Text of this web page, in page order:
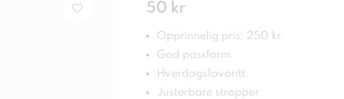
Pris :50 kr
50 kr
Opprinnelig pris: 250 kr
God passform
Hverdagsfavoritt
Justerbare stropper